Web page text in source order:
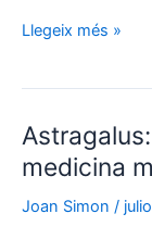
L’herba
la
Primula
i
Llegeix més »
medicina
Joan Simon /